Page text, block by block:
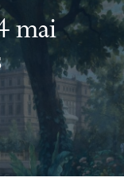
de
mai